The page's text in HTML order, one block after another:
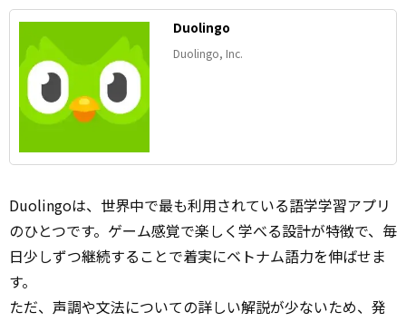
Duolingo
Duolingo, Inc.
Duolingoは、世界中で最も利用されている語学学習アプリ
のひとつです。ゲーム感覚で楽しく学べる設計が特徴で、毎
日少しずつ継続することで着実にベトナム語力を伸ばせま
す。
ただ、声調や文法についての詳しい解説が少ないため、発